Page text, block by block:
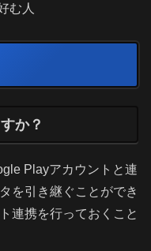
む人
か？
Playアカウントと連
を引き継ぐことができ
連携を行っておくこと